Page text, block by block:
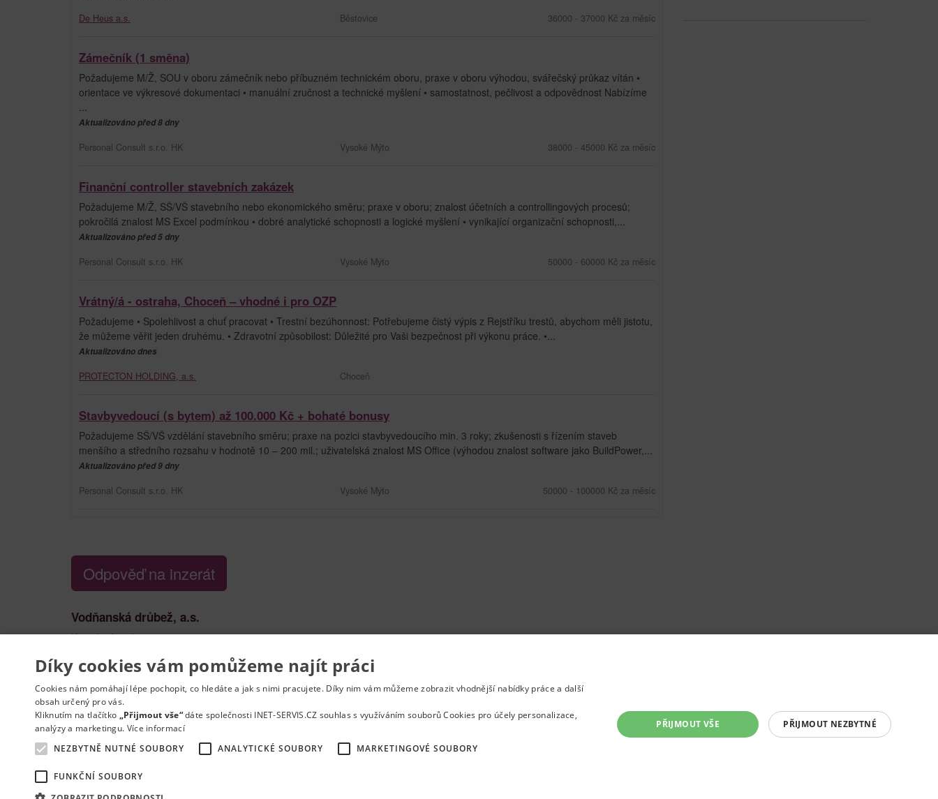
De Heus a.s. Běstovice 36000 - 37000 Kč za měsíc
Zámečník (1 směna)
Požadujeme M/Ž, SOU v oboru zámečník nebo příbuzném technickém oboru, praxe v oboru výhodou, svářečský průkaz vítán •
orientace ve výkresové dokumentaci • manuální zručnost a technické myšlení • samostatnost, pečlivost a odpovědnost Nabízíme
Aktualizováno před 8 dny
Personal Consult s.r.o. HK Vysoké Mýto 38000 - 45000 Kč za měsíc
Finanční controller stavebních zakázek
Požadujeme M/Ž, SŠ/VŠ stavebního nebo ekonomického směru; praxe v oboru; znalost účetních a controllingových procesů;
pokročilá znalost MS Excel podmínkou • dobré analytické schopnosti a logické myšlení • vynikající organizační schopnosti,...
Aktualizováno před 5 dny
Personal Consult s.r.o. HK Vysoké Mýto 50000 - 60000 Kč za měsíc
Vrátný/á - ostraha, Choceň – vhodné i pro OZP
Požadujeme • Spolehlivost a chuť pracovat • Trestní bezúhonnost: Potřebujeme čistý výpis z Rejstříku trestů, abychom měli jistotu,
že můžeme věřit jeden druhému. • Zdravotní způsobilost: Důležité pro Vaši bezpečnost při výkonu práce. •...
Aktualizováno dnes
PROTECTON HOLDING, a.s. Choceň
Stavbyvedoucí (s bytem) až 100.000 Kč + bohaté bonusy
Požadujeme SŠ/VŠ vzdělání stavebního směru; praxe na pozici stavbyvedoucího min. 3 roky; zkušenosti s řízením staveb
menšího a středního rozsahu v hodnotě 10 – 200 mil.; uživatelská znalost MS Office (výhodou znalost software jako BuildPower,...
Aktualizováno před 9 dny
Personal Consult s.r.o. HK Vysoké Mýto 50000 - 100000 Kč za měsíc
Odpověď na inzerát
Vodňanská drůbež, a.s.
Kontaktní osoba:
Vytisknout nabídku Nahlásit podezřelý inzerát
Kontakt
Díky cookies vám pomůžeme najít práci
Cookies nám pomáhají lépe pochopit, co hledáte a jak s nimi pracujete. Díky nim vám můžeme zobrazit vhodnější nabídky práce a další
obsah určený pro vás.
Kliknutím na tlačítko „Přijmout vše“dáte společnosti INET-SERVIS.CZ souhlas s využíváním souborů Cookies pro účely personalizace,
analýzy a marketingu. Více informací
NEZBYTNĚ NUTNÉ SOUBORY
ANALYTICKÉ SOUBORY MARKETINGOVÉ SOUBORY
FUNKČNÍ SOUBORY
PŘIJMOUT VŠE PŘIJMOUT NEZBYTNÉ